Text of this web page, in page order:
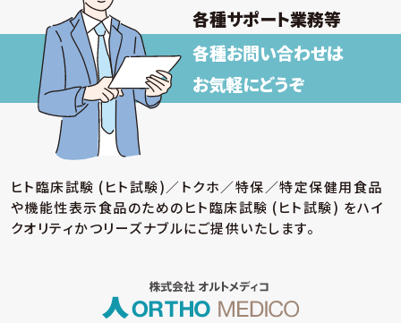
各種サポート業務等
各種お問い合わせは
お気軽にどうぞ
ヒト臨床試験 (ヒト試験)／トクホ／特保／特定保健用食品
や機能性表示食品のためのヒト臨床試験 (ヒト試験) をハイ
クオリティかつリーズナブルにご提供いたします。